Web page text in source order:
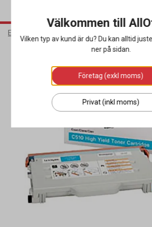
Elektronik
Välkommen till
Vilken typ av kund är du? Du kan alltid
ner på sidan.
Företag (exkl moms)
Privat (inkl moms)